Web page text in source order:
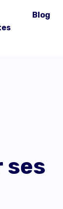
Blog
ses